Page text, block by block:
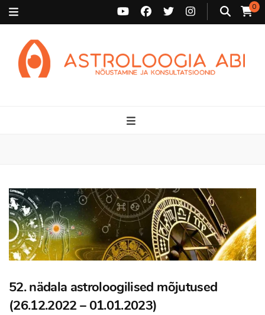
0
52. nädala astroloogilised mõjutused
(26.12.2022 – 01.01.2023)